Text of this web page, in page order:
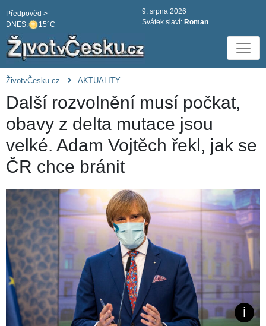
DNES: 15°C
Předpověd >
9. srpna 2026
Svátek slaví: Roman
ŽivotvČesku.cz AKTUALITY
Další rozvolnění musí počkat,
obavy z delta mutace jsou
velké. Adam Vojtěch řekl, jak se
ČR chce bránit